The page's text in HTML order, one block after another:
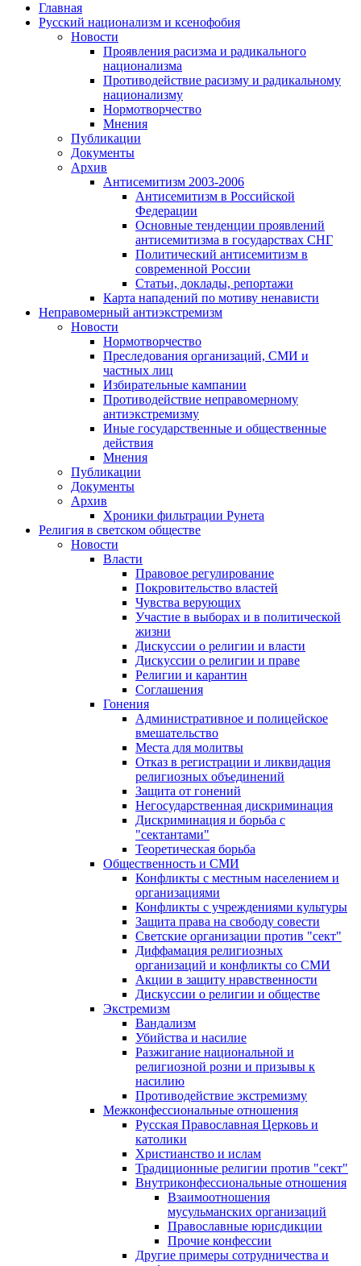
Главная
Русский национализм и ксенофобия
Новости
Проявления расизма и радикального
национализма
Противодействие расизму и радикальному
национализму
Нормотворчество
Мнения
Публикации
Документы
Архив
Антисемитизм 2003-2006
Антисемитизм в Российской
Федерации
Основные тенденции проявлений
антисемитизма в государствах СНГ
Политический антисемитизм в
современной России
Статьи, доклады, репортажи
Карта нападений по мотиву ненависти
Неправомерный антиэкстремизм
Новости
Нормотворчество
Преследования организаций, СМИ и
частных лиц
Избирательные кампании
Противодействие неправомерному
антиэкстремизму
Иные государственные и общественные
действия
Мнения
Публикации
Документы
Архив
Хроники фильтрации Рунета
Религия в светском обществе
Новости
Власти
Правовое регулирование
Покровительство властей
Чувства верующих
Участие в выборах и в политической
жизни
Дискуссии о религии и власти
Дискуссии о религии и праве
Религии и карантин
Соглашения
Гонения
Административное и полицейское
вмешательство
Места для молитвы
Отказ в регистрации и ликвидация
религиозных объединений
Защита от гонений
Негосударственная дискриминация
Дискриминация и борьба с
"сектантами"
Теоретическая борьба
Общественность и СМИ
Конфликты с местным населением и
организациями
Конфликты с учреждениями культуры
Защита права на свободу совести
Светские организации против "сект"
Диффамация религиозных
организаций и конфликты со СМИ
Акции в защиту нравственности
Дискуссии о религии и обществе
Экстремизм
Вандализм
Убийства и насилие
Разжигание национальной и
религиозной розни и призывы к
насилию
Противодействие экстремизму
Межконфессиональные отношения
Русская Православная Церковь и
католики
Христианство и ислам
Традиционные религии против "сект"
Внутриконфессиональные отношения
Взаимоотношения
мусульманских организаций
Православные юрисдикции
Прочие конфессии
Другие примеры сотрудничества и